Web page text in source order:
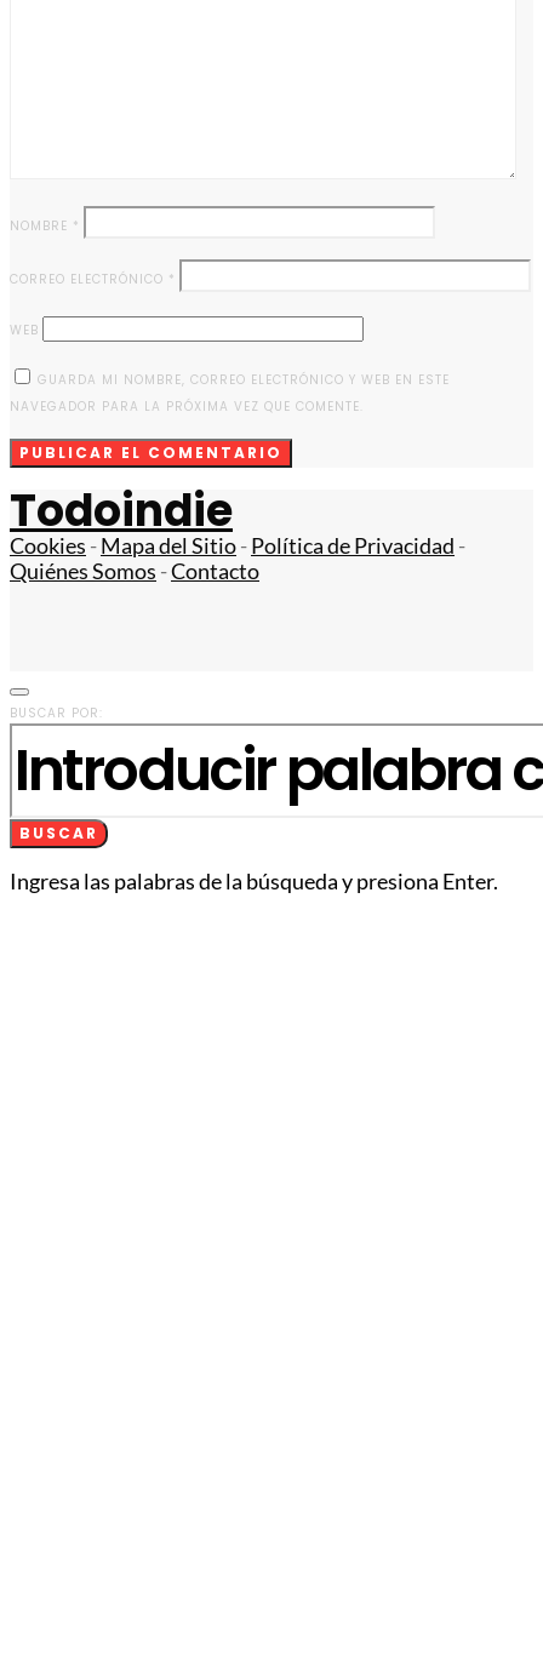
NOMBRE *
CORREO ELECTRÓNICO *
WEB
GUARDA MI NOMBRE, CORREO ELECTRÓNICO Y WEB EN ESTE
NAVEGADOR PARA LA PRÓXIMA VEZ QUE COMENTE.
Todoindie
Cookies -Mapa del Sitio-Política de Privacidad -
Quiénes Somos -Contacto
BUSCAR POR:
BUSCAR
Ingresa las palabras de la búsqueda y presiona Enter.